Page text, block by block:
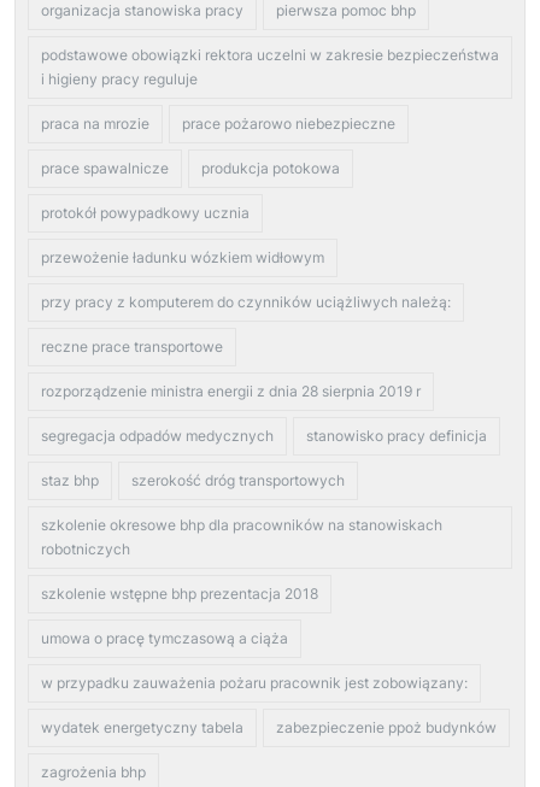
organizacja stanowiska pracy pierwsza pomoc bhp
podstawowe obowiązki rektora uczelni w zakresie bezpieczeństwa
i higieny pracy reguluje
praca na mrozie prace pożarowo niebezpieczne
prace spawalnicze produkcja potokowa
protokół powypadkowy ucznia
przewożenie ładunku wózkiem widłowym
przy pracy z komputerem do czynników uciążliwych należą:
reczne prace transportowe
rozporządzenie ministra energii z dnia 28 sierpnia 2019 r
segregacja odpadów medycznych stanowisko pracy definicja
staz bhp szerokość dróg transportowych
szkolenie okresowe bhp dla pracowników na stanowiskach
robotniczych
szkolenie wstępne bhp prezentacja 2018
umowa o pracę tymczasową a ciąża
w przypadku zauważenia pożaru pracownik jest zobowiązany:
wydatek energetyczny tabela zabezpieczenie ppoż budynków
zagrożenia bhp